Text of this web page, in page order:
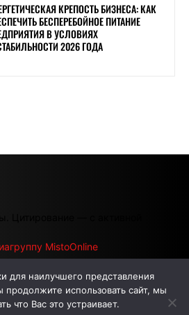
КРЕПОСТЬ БИЗНЕСА: КАК
БЕСПЕРЕБОЙНОЕ ПИТАНИЕ
В УСЛОВИЯХ
2026 ГОДА
Цитирование — с активной
MistoOnline
АВТОРЫ РЕКЛАМА НА САЙТЕ
для наилучшего представления
продолжите использовать сайт, мы
что Вас это устраивает.